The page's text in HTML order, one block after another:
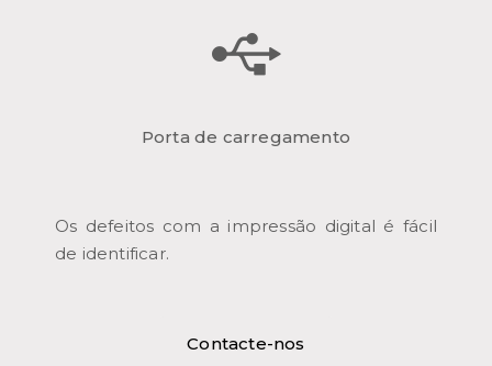
Porta de carregamento
Os defeitos com a impressão digital é fácil
de identificar.
Contacte-nos